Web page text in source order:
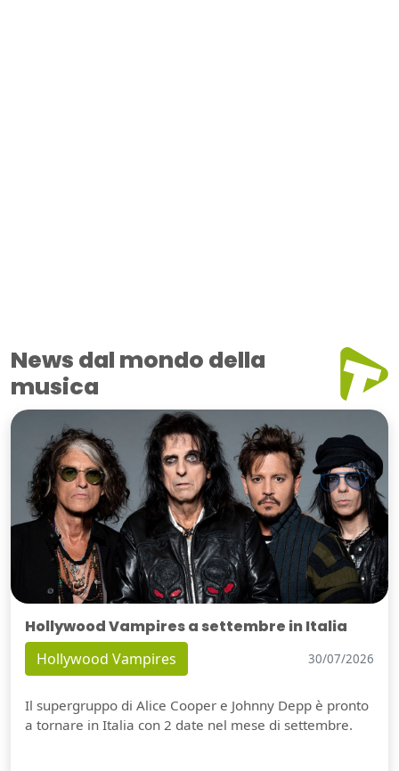
News dal mondo della
musica
Hollywood Vampires a settembre in Italia
Hollywood Vampires 30/07/2026
Il supergruppo di Alice Cooper e Johnny Depp è pronto
a tornare in Italia con 2 date nel mese di settembre.